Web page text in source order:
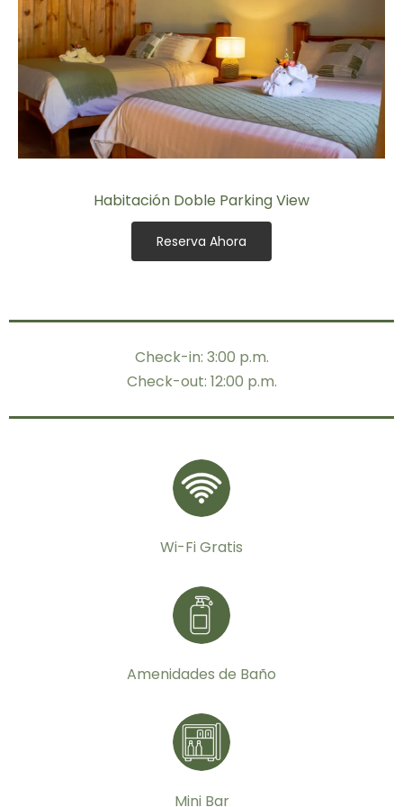
Habitación Doble Parking View
Reserva Ahora
Check-in: 3:00 p.m.
Check-out: 12:00 p.m.
Wi-Fi Gratis
Amenidades de Baño
Mini Bar